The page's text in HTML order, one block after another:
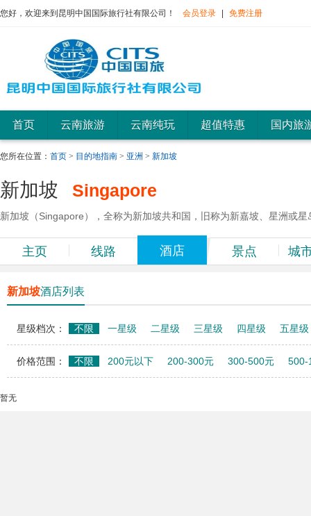
您好，欢迎来到昆明中国国际旅行社有限公司！ 会员登录 免费注册
首页 云南旅游 云南纯玩 超值特惠 国内旅
您所在位置： 首页 > 目的地指南 > 亚洲 > 新加坡
新加坡 Singapore
新加坡（Singapore），全称为新加坡共和国，旧称为新嘉坡、星洲或
主页 线路 酒店 景点 城
新加坡酒店列表
星级档次： 不限 一星级 二星级 三星级 四星级 五星级
价格范围： 不限 200元以下 200-300元 300-500元 500-
暂无